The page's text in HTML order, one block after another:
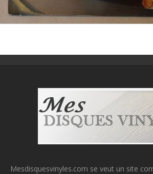
Mesdisquesvinyles.com se veut un site